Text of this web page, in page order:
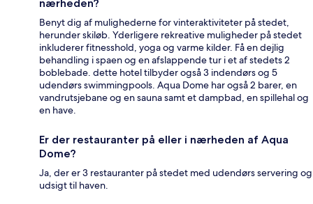
nærheden?
Benyt dig af mulighederne for vinteraktiviteter på stedet,
herunder skiløb. Yderligere rekreative muligheder på stedet
inkluderer fitnesshold, yoga og varme kilder. Få en dejlig
behandling i spaen og en afslappende tur i et af stedets 2
boblebade. dette hotel tilbyder også 3 indendørs og 5
udendørs swimmingpools. Aqua Dome har også 2 barer, en
vandrutsjebane og en sauna samt et dampbad, en spillehal og
en have.
Er der restauranter på eller i nærheden af Aqua
Dome?
Ja, der er 3 restauranter på stedet med udendørs servering og
udsigt til haven.